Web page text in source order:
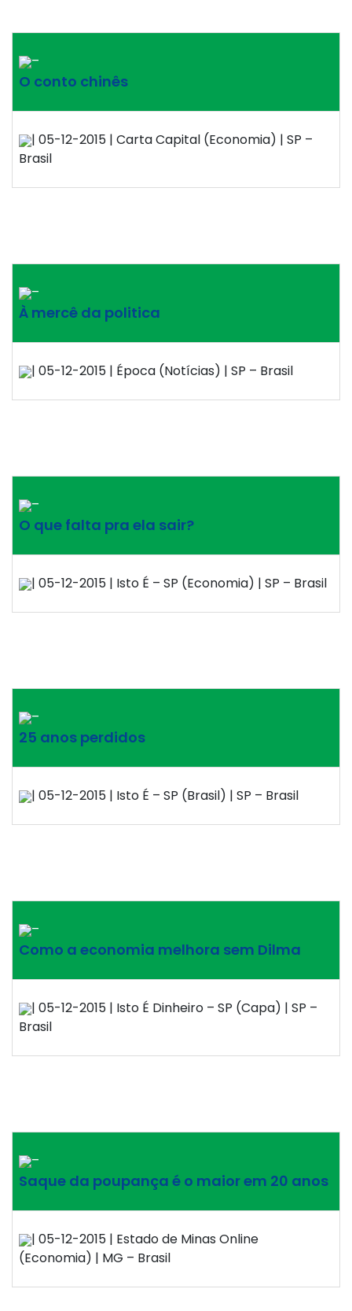
–
O conto chinês
| 05-12-2015 | Carta Capital (Economia) | SP –
Brasil
–
À mercê da politica
| 05-12-2015 | Época (Notícias) | SP – Brasil
–
O que falta pra ela sair?
| 05-12-2015 | Isto É – SP (Economia) | SP – Brasil
–
25 anos perdidos
| 05-12-2015 | Isto É – SP (Brasil) | SP – Brasil
–
Como a economia melhora sem Dilma
| 05-12-2015 | Isto É Dinheiro – SP (Capa) | SP –
Brasil
–
Saque da poupança é o maior em 20 anos
| 05-12-2015 | Estado de Minas Online
(Economia) | MG – Brasil